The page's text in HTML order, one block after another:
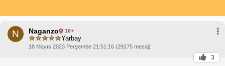
N Naganzo 10+
Yarbay
18 Mayıs 2023 Perşembe 21:51:16 (29175 mesaj)
3